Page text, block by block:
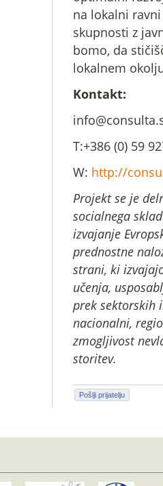
na lokalni
skupnosti z
bomo, da
lokalnem
Kontakt:
T:+386 (0) 59
W: http://
Projekt se je
socialnega
izvajanje
prednostne
strani, ki
učenja,
prek sektorskih
nacionalni,
zmogljivost
storitev.
Pošlji prijatelju